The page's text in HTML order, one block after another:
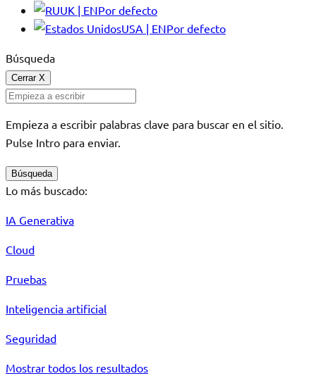
UK | ENPor defecto
USA | ENPor defecto
Búsqueda
Cerrar X
Empieza a escribir palabras clave para buscar en el sitio.
Pulse Intro para enviar.
Búsqueda
Lo más buscado:
IA Generativa
Cloud
Pruebas
Inteligencia artificial
Seguridad
Mostrar todos los resultados